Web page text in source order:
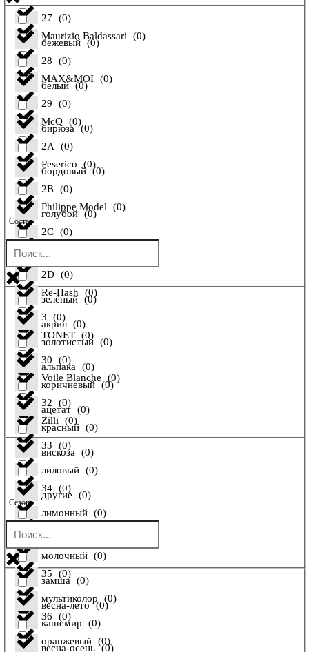
Maurizio Baldassari (0)
MAX&MOI (0)
McQ (0)
Peserico (0)
Philippe Model (0)
Pollini
Re-Hash (0)
TONET (0)
Voile Blanche (0)
Zilli (0)
27 (0)
28 (0)
29 (0)
2A (0)
2B (0)
2C (0)
2D (0)
3 (0)
30 (0)
32 (0)
33 (0)
34 (0)
34 FR
35 (0)
36 (0)
бежевый (0)
белый (0)
бирюза (0)
бордовый (0)
голубой (0)
желтый
зелёный (0)
золотистый (0)
коричневый (0)
красный (0)
лиловый (0)
лимонный (0)
молочный (0)
мультиколор (0)
оранжевый (0)
Состав
акрил (0)
альпака (0)
ацетат (0)
вискоза (0)
другие (0)
енот
замша (0)
кашемир (0)
Сезон
весна-лето (0)
весна-осень (0)